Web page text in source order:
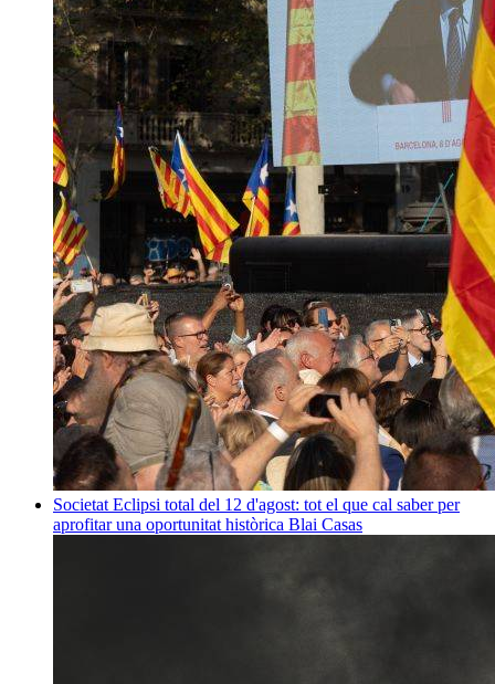
Societat Eclipsi total del 12 d'agost: tot el que cal saber per
aprofitar una oportunitat històrica Blai Casas